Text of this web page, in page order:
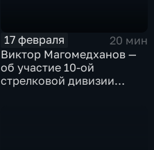
17 февраля
20 мин
Виктор Магомедханов —
об участие 10-ой
стрелковой дивизии